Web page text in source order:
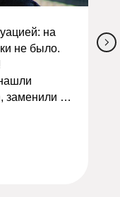
на
не было.
заменили и